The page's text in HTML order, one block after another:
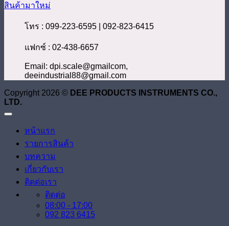
สินค้ามาใหม่
โทร : 099-223-6595 | 092-823-6415
แฟกซ์ : 02-438-6657
Email: dpi.scale@gmailcom,
deeindustrial88@gmail.com
Copyright 2026 © DEE PRODUCTS INSTRUMENTS CO.,
LTD.
หน้าแรก
รายการสินค้า
บทความ
เกี่ยวกับเรา
ติดต่อเรา
ติดต่อ
08:00 - 17:00
092 823 6415